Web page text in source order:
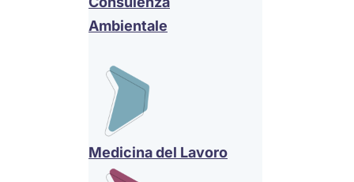
Ambientale
Medicina del Lavoro